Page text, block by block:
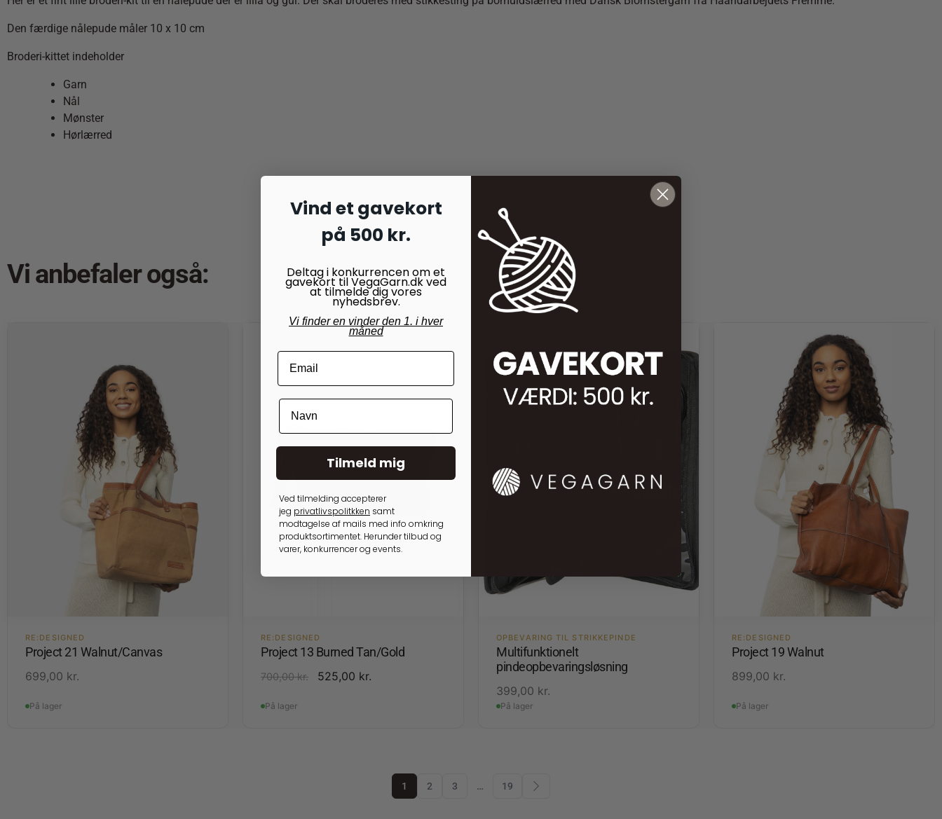
Den færdige nålepude måler 10 x 10 cm
Broderi-kittet indeholder
Garn
Nål
Mønster
Hørlærred
Vi anbefaler også:
RE:DESIGNED
Project 21 Walnut/Canvas
699,00 kr.
På lager
RE:DESIGNED
Project 13 Burned Tan/Gold
700,00kr. 525,00 kr.
På lager
OPBEVARING TIL STRIKKEPINDE
Multifunktionelt
pindeopbevaringsløsning
399,00 kr.
På lager
RE:DESIGNED
Project 19 Walnut
899,00 kr.
På lager
1 2 3 … 19
Vind et gavekort
på 500 kr.
Deltag i konkurrencen om et
gavekort til VegaGarn.dk ved
at tilmelde dig vores
nyhedsbrev.
Vi finder en vinder den 1. i hver
måned
Tilmeld mig
Ved tilmelding accepterer
jeg privatlivspolitkken samt
modtagelse af mails med info omkring
produktsortimentet. Herunder tilbud og
varer, konkurrencer og events.